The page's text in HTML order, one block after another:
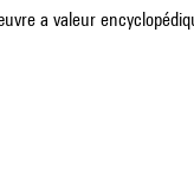
a valeur